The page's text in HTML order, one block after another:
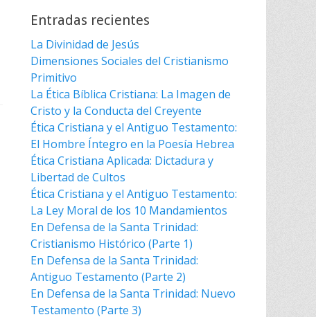
Entradas recientes
La Divinidad de Jesús
Dimensiones Sociales del Cristianismo
Primitivo
La Ética Bíblica Cristiana: La Imagen de
Cristo y la Conducta del Creyente
Ética Cristiana y el Antiguo Testamento:
El Hombre Íntegro en la Poesía Hebrea
Ética Cristiana Aplicada: Dictadura y
Libertad de Cultos
Ética Cristiana y el Antiguo Testamento:
La Ley Moral de los 10 Mandamientos
En Defensa de la Santa Trinidad:
Cristianismo Histórico (Parte 1)
En Defensa de la Santa Trinidad:
Antiguo Testamento (Parte 2)
En Defensa de la Santa Trinidad: Nuevo
Testamento (Parte 3)